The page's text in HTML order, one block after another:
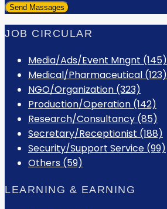
JOB CIRCULAR
Media/Ads/Event Mngnt (145)
Medical/Pharmaceutical (123)
NGO/Organization (323)
Production/Operation (142)
Research/Consultancy (85)
Secretary/Receptionist (188)
Security/Support Service (99)
Others (59)
LEARNING & EARNING